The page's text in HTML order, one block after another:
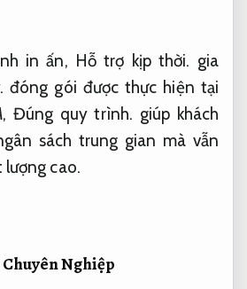
in ấn, Hỗ trợ kịp thời. gia
đóng gói được thực hiện tại
Đúng quy trình. giúp khách
sách trung gian mà vẫn
lượng cao.
Nghiệp